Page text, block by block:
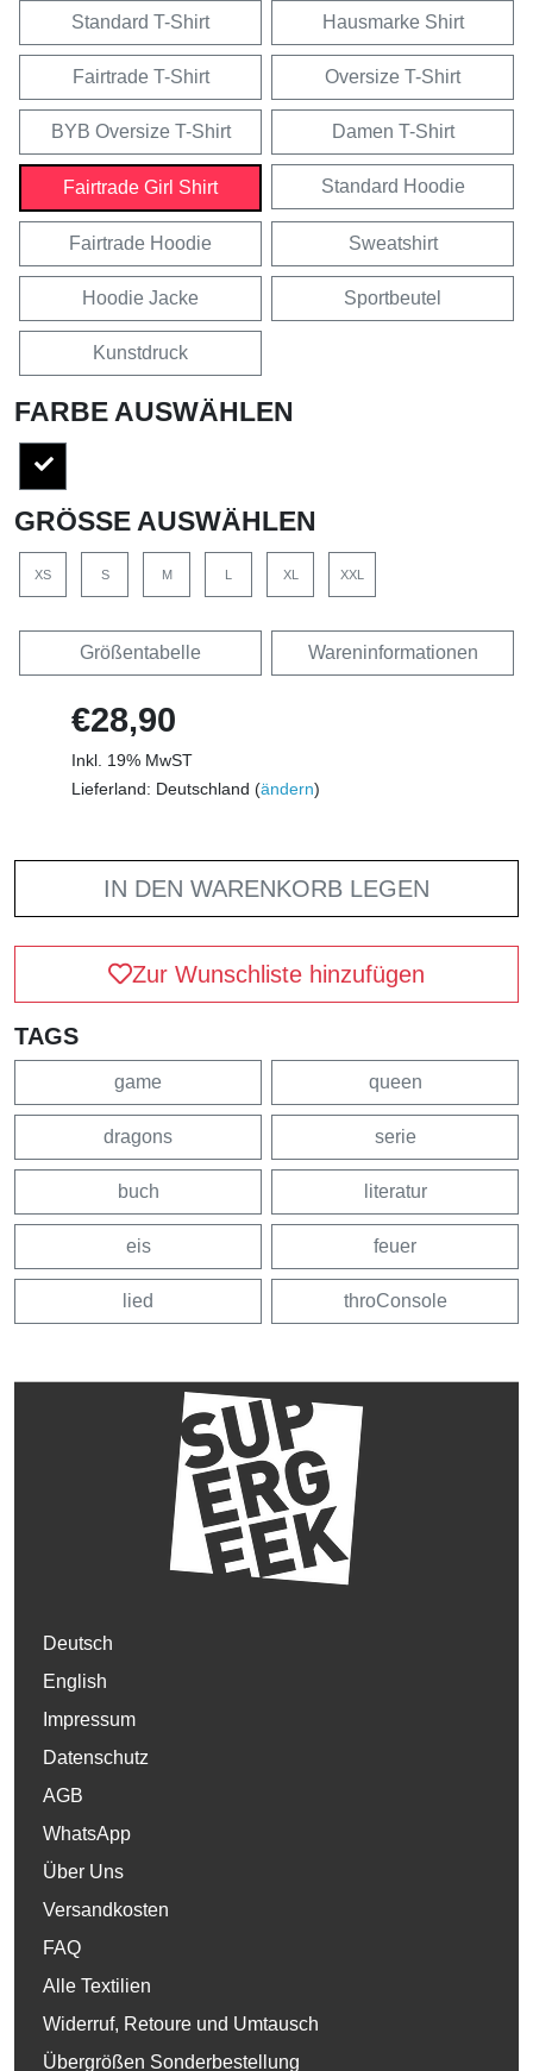
Standard T-Shirt Hausmarke Shirt
Fairtrade T-Shirt Oversize T-Shirt
BYB Oversize T-Shirt Damen T-Shirt
Fairtrade Girl Shirt Standard Hoodie
Fairtrade Hoodie Sweatshirt
Hoodie Jacke Sportbeutel
Kunstdruck
FARBE AUSWÄHLEN
GRÖSSE AUSWÄHLEN
XS S M L XL XXL
Größentabelle Wareninformationen
€28,90
Inkl. 19% MwST
Lieferland: Deutschland (ändern)
IN DEN WARENKORB LEGEN
Zur Wunschliste hinzufügen
TAGS
game queen
dragons serie
buch literatur
eis feuer
lied throConsole
Deutsch
English
Impressum
Datenschutz
AGB
WhatsApp
Über Uns
Versandkosten
FAQ
Alle Textilien
Widerruf, Retoure und Umtausch
Übergrößen Sonderbestellung